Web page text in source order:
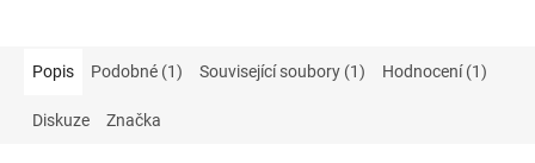
Popis Podobné (1) Související soubory (1) Hodnocení (1)
Diskuze Značka